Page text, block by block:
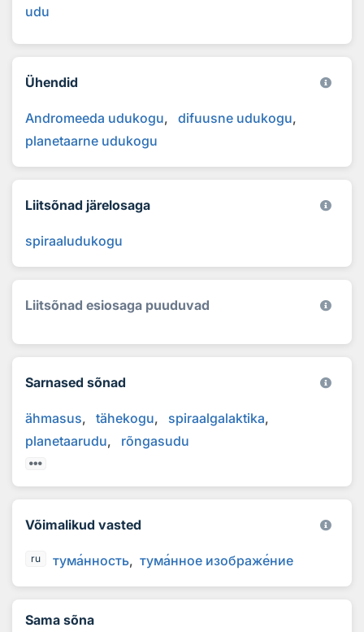
udu
Ühendid
Andromeeda udukogu
difuusne udukogu
planetaarne udukogu
Liitsõnad järelosaga
spiraaludukogu
Liitsõnad esiosaga puuduvad
Sarnased sõnad
ähmasus tähekogu
spiraalgalaktika
planetaarudu
rõngasudu
Võimalikud vasted
ru туманность туманное изображение
Sama sõna